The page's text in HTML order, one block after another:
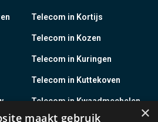
Telecom in Kortijs
Telecom in Kozen
Telecom in Kuringen
Telecom in Kuttekoven
Telecom in Kwaadmechelen
×
maakt gebruik